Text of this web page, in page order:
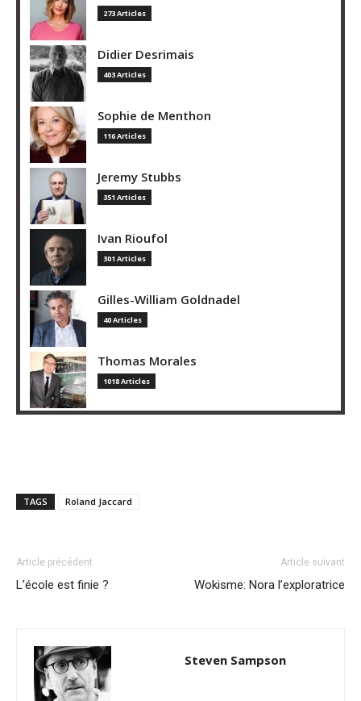
273 Articles
Didier Desrimais
403 Articles
Sophie de Menthon
116 Articles
Jeremy Stubbs
351 Articles
Ivan Rioufol
301 Articles
Gilles-William Goldnadel
40 Articles
Thomas Morales
1018 Articles
TAGS Roland Jaccard
Article précédent
L’école est finie ?
Article suivant
Wokisme: Nora l’exploratrice
Steven Sampson